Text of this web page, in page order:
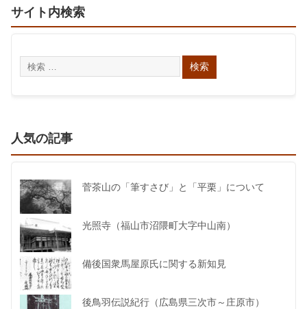
サイト内検索
人気の記事
菅茶山の「筆すさび」と「平栗」について
光照寺（福山市沼隈町大字中山南）
備後国衆馬屋原氏に関する新知見
後鳥羽伝説紀行（広島県三次市～庄原市）